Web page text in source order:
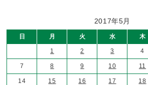
2017年5月
日 月 火 水 木
1 2 3 4
7 8 9 10 11
14 15 16 17 18